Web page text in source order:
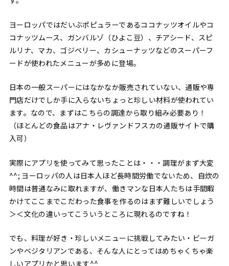
ヨーロッパではだいぶポピュラーであるココナッツオイルやコ
コナッツムース、ガンバルゾ（ひよこ豆）、チアシード、スピ
ルリナ、マカ、ゴジベリー、カシューナッツなどのスーパーフ
ードが使われたメニューが多めに登場。
日本の一般スーパーにはなかなか販売されていない、通販や専
門店だけでしか手に入らないちょっと珍しい材料が使われてい
ます。なので、まずはこちらの調達から取り組み必要あり！
（ほとんどの食品はアナ・レヴァンドフスカの通販サイトで購
入可）
実際にアプリを使ってみて思ったことは・・・調理がまず大変
^^; ヨーロッパの人は日本人ほど長時間労働でないため、自炊の
時間は普通なみに取れますが、働きマンな日本人たちは手間暇
かけてここまでこだわった食事を作るのはまず難しいでしょう
＞＜文化の違いってこういうところに現れるのですね！
でも、料理が好き・珍しいメニューに挑戦してみたい・ビーガ
ンやベジタリアンである、そんな人にとってはめちゃくちゃ楽
しいアプリかと思います^^